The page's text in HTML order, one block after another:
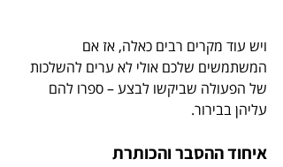
​ויש עוד מקרים רבים כאלה, אז אם
המשתמשים שלכם אולי לא ערים להשלכות
של הפעולה שביקשו לבצע – ספרו להם
עליהן בבירור.
איחוד ההסבר והכותרת